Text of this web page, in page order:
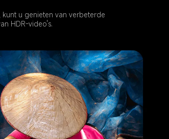
u genieten van verbeterde
HDR-video's.